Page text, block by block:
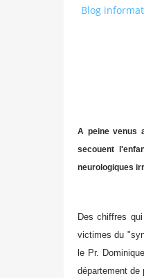
Blog
A peine venus
secouent
neurologiques
Des chiffres
victimes du
le Pr.
département